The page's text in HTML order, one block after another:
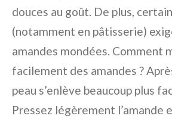
douces au goût. De plus,
(notamment en pâtisserie)
amandes mondées. Comment
facilement des amandes ?
peau s’enlève beaucoup plus
Pressez légèrement l’amande